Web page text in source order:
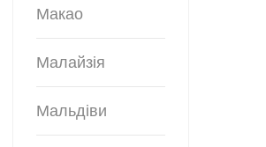
Макао
Малайзія
Мальдіви